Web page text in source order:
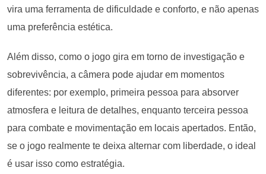
vira uma ferramenta de dificuldade e conforto, e não apenas
uma preferência estética.
Além disso, como o jogo gira em torno de investigação e
sobrevivência, a câmera pode ajudar em momentos
diferentes: por exemplo, primeira pessoa para absorver
atmosfera e leitura de detalhes, enquanto terceira pessoa
para combate e movimentação em locais apertados. Então,
se o jogo realmente te deixa alternar com liberdade, o ideal
é usar isso como estratégia.